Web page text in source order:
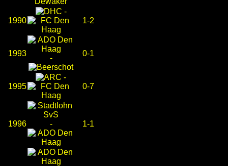
1990
-
1-2
1993
-
0-1
1995
-
0-7
1996 - 1-1